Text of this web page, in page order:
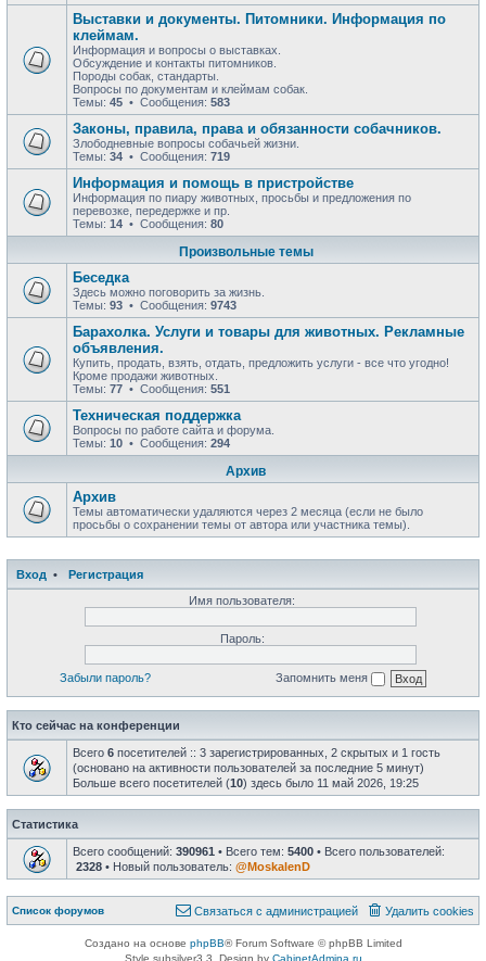
Выставки и документы. Питомники. Информация по
клеймам.
Информация и вопросы о выставках.
Обсуждение и контакты питомников.
Породы собак, стандарты.
Вопросы по документам и клеймам собак.
Темы: 45 • Сообщения: 583
Законы, правила, права и обязанности собачников.
Злободневные вопросы собачьей жизни.
Темы: 34 • Сообщения: 719
Информация и помощь в пристройстве
Информация по пиару животных, просьбы и предложения по
перевозке, передержке и пр.
Темы: 14 • Сообщения: 80
Произвольные темы
Беседка
Здесь можно поговорить за жизнь.
Темы: 93 • Сообщения: 9743
Барахолка. Услуги и товары для животных. Рекламные
объявления.
Купить, продать, взять, отдать, предложить услуги - все что угодно!
Кроме продажи животных.
Темы: 77 • Сообщения: 551
Техническая поддержка
Вопросы по работе сайта и форума.
Темы: 10 • Сообщения: 294
Архив
Архив
Темы автоматически удаляются через 2 месяца (если не было
просьбы о сохранении темы от автора или участника темы).
Вход •
Регистрация
Имя пользователя:
Пароль:
Забыли пароль? Запомнить меня
Кто сейчас на конференции
Всего 6 посетителей :: 3 зарегистрированных, 2 скрытых и 1 гость
(основано на активности пользователей за последние 5 минут)
Больше всего посетителей (10) здесь было 11 май 2026, 19:25
Статистика
Всего сообщений: 390961 • Всего тем: 5400 • Всего пользователей:
2328 • Новый пользователь: @MoskalenD
Список форумов Удалить cookies
Связаться с администрацией
Создано на основе phpBB® Forum Software © phpBB Limited
Style subsilver3.3. Design by CabinetAdmina.ru